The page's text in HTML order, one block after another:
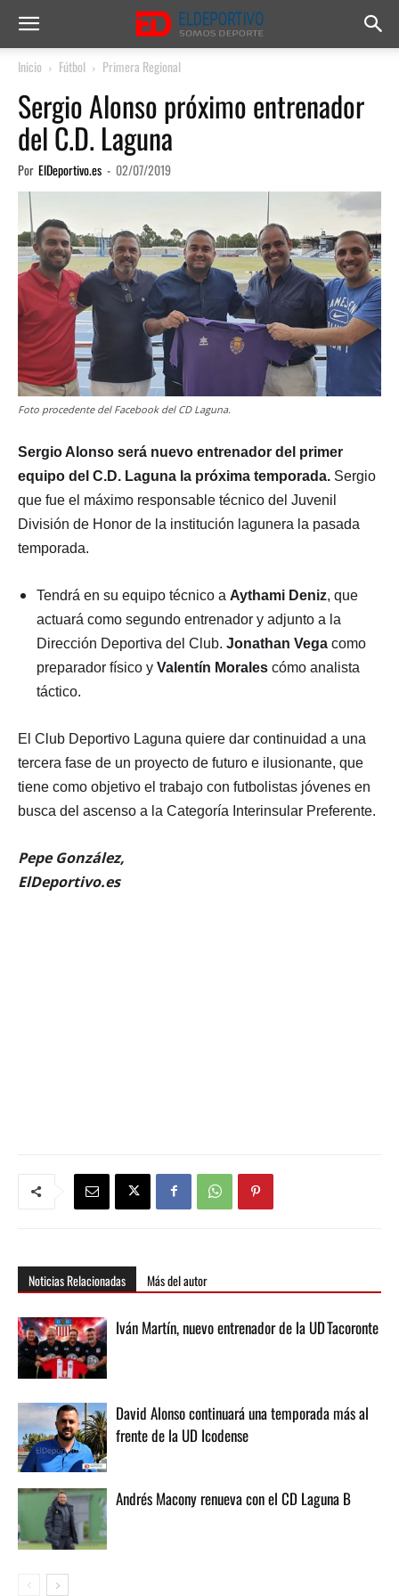
Inicio Fútbol Primera Regional
Sergio Alonso próximo entrenador
del C.D. Laguna
Por ElDeportivo.es - 02/07/2019
Foto procedente del Facebook del CD Laguna.
Sergio Alonso será nuevo entrenador del primer
equipo del C.D. Laguna la próxima temporada. Sergio
que fue el máximo responsable técnico del Juvenil
División de Honor de la institución lagunera la pasada
temporada.
Tendrá en su equipo técnico a Aythami Deniz, que
actuará como segundo entrenador y adjunto a la
Dirección Deportiva del Club. Jonathan Vega como
preparador físico y Valentín Morales cómo analista
táctico.
El Club Deportivo Laguna quiere dar continuidad a una
tercera fase de un proyecto de futuro e ilusionante, que
tiene como objetivo el trabajo con futbolistas jóvenes en
busca del ascenso a la Categoría Interinsular Preferente.
Pepe González,
ElDeportivo.es
Noticias Relacionadas Más del autor
Iván Martín, nuevo entrenador de la UD Tacoronte
David Alonso continuará una temporada más al
frente de la UD Icodense
Andrés Macony renueva con el CD Laguna B